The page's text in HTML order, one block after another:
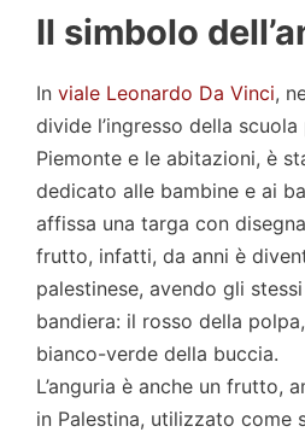
Il simbolo
In viale Leonardo Da Vinci,
divide l’ingresso della
Piemonte e le abitazioni, è
dedicato alle bambine e ai
affissa una targa con
frutto, infatti, da anni è
palestinese, avendo gli
bandiera: il rosso della
bianco-verde della buccia.
L’anguria è anche un frutto,
in Palestina, utilizzato come